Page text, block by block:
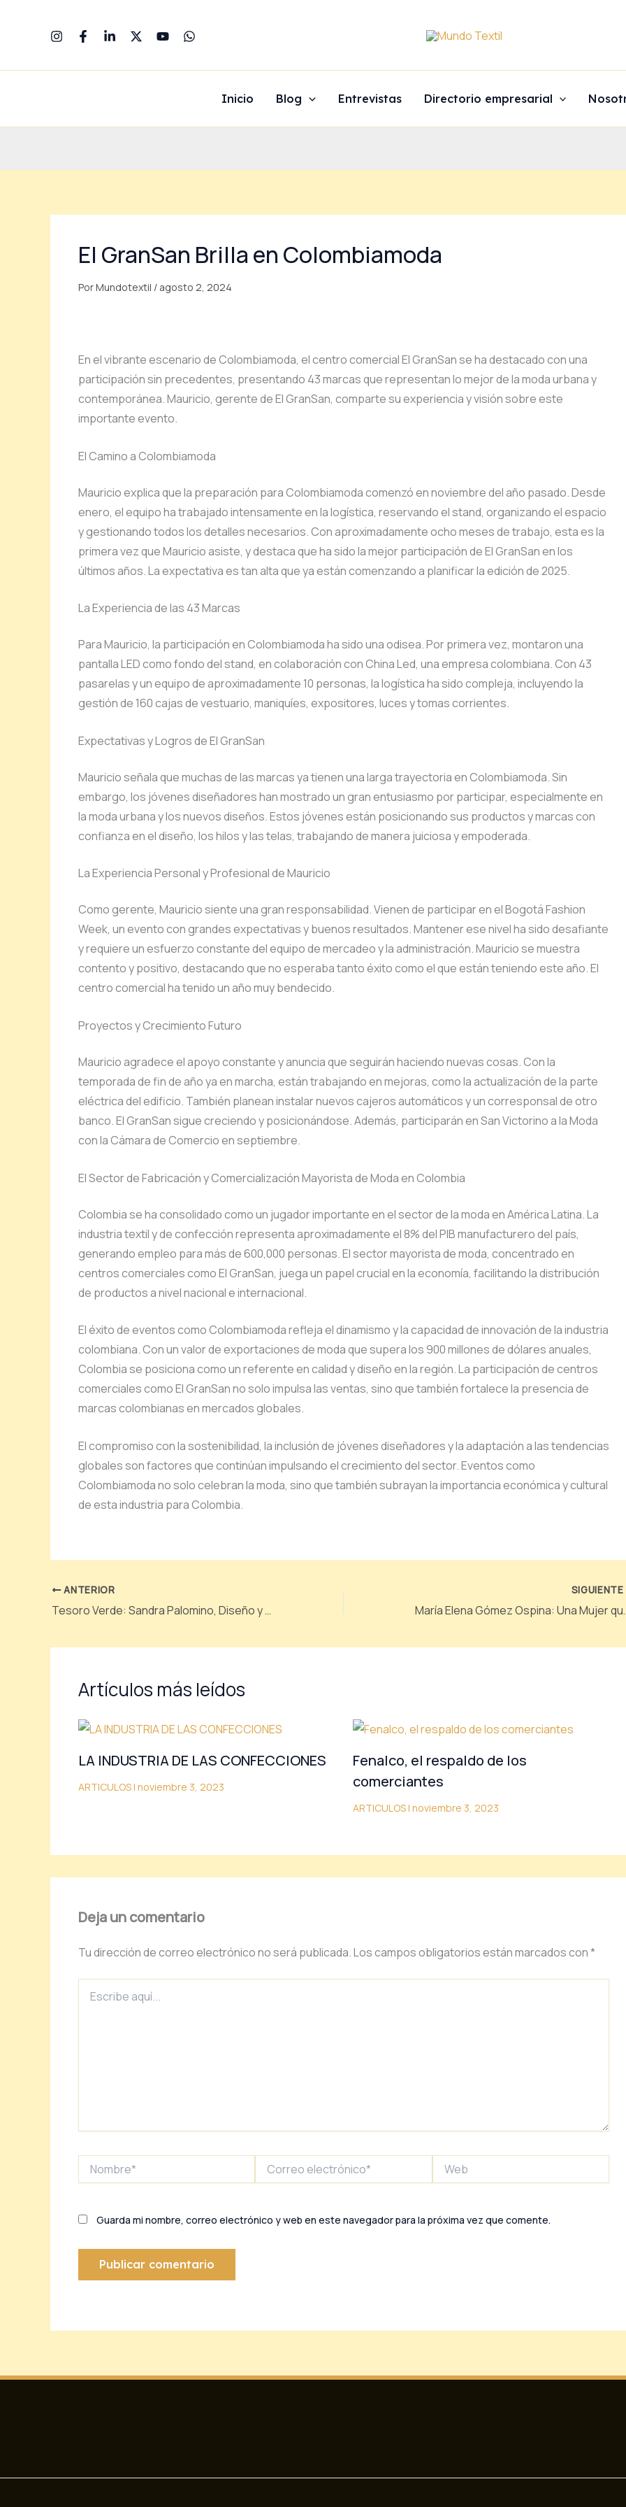
Inicio Blog Entrevistas Directorio empresarial
El GranSan Brilla en Colombiamoda
PorMundotextil / agosto 2, 2024
En el vibrante escenario de Colombiamoda, el centro comercial El GranSan se ha destacado con una
participación sin precedentes, presentando 43 marcas que representan lo mejor de la moda urbana y
contemporánea. Mauricio, gerente de El GranSan, comparte su experiencia y visión sobre este
importante evento.
El Camino a Colombiamoda
Mauricio explica que la preparación para Colombiamoda comenzó en noviembre del año pasado. Desde
enero, el equipo ha trabajado intensamente en la logística, reservando el stand, organizando el espacio
y gestionando todos los detalles necesarios. Con aproximadamente ocho meses de trabajo, esta es la
primera vez que Mauricio asiste, y destaca que ha sido la mejor participación de El GranSan en los
últimos años. La expectativa es tan alta que ya están comenzando a planificar la edición de 2025.
La Experiencia de las 43 Marcas
Para Mauricio, la participación en Colombiamoda ha sido una odisea. Por primera vez, montaron una
pantalla LED como fondo del stand, en colaboración con China Led, una empresa colombiana. Con 43
pasarelas y un equipo de aproximadamente 10 personas, la logística ha sido compleja, incluyendo la
gestión de 160 cajas de vestuario, maniquíes, expositores, luces y tomas corrientes.
Expectativas y Logros de El GranSan
Mauricio señala que muchas de las marcas ya tienen una larga trayectoria en Colombiamoda. Sin
embargo, los jóvenes diseñadores han mostrado un gran entusiasmo por participar, especialmente en
la moda urbana y los nuevos diseños. Estos jóvenes están posicionando sus productos y marcas con
confianza en el diseño, los hilos y las telas, trabajando de manera juiciosa y empoderada.
La Experiencia Personal y Profesional de Mauricio
Como gerente, Mauricio siente una gran responsabilidad. Vienen de participar en el Bogotá Fashion
Week, un evento con grandes expectativas y buenos resultados. Mantener ese nivel ha sido desafiante
y requiere un esfuerzo constante del equipo de mercadeo y la administración. Mauricio se muestra
contento y positivo, destacando que no esperaba tanto éxito como el que están teniendo este año. El
centro comercial ha tenido un año muy bendecido.
Proyectos y Crecimiento Futuro
Mauricio agradece el apoyo constante y anuncia que seguirán haciendo nuevas cosas. Con la
temporada de fin de año ya en marcha, están trabajando en mejoras, como la actualización de la parte
eléctrica del edificio. También planean instalar nuevos cajeros automáticos y un corresponsal de otro
banco. El GranSan sigue creciendo y posicionándose. Además, participarán en San Victorino a la Moda
con la Cámara de Comercio en septiembre.
El Sector de Fabricación y Comercialización Mayorista de Moda en Colombia
Colombia se ha consolidado como un jugador importante en el sector de la moda en América Latina. La
industria textil y de confección representa aproximadamente el 8% del PIB manufacturero del país,
generando empleo para más de 600,000 personas. El sector mayorista de moda, concentrado en
centros comerciales como El GranSan, juega un papel crucial en la economía, facilitando la distribución
de productos a nivel nacional e internacional.
El éxito de eventos como Colombiamoda refleja el dinamismo y la capacidad de innovación de la industria
colombiana. Con un valor de exportaciones de moda que supera los 900 millones de dólares anuales,
Colombia se posiciona como un referente en calidad y diseño en la región. La participación de centros
comerciales como El GranSan no solo impulsa las ventas, sino que también fortalece la presencia de
marcas colombianas en mercados globales.
El compromiso con la sostenibilidad, la inclusión de jóvenes diseñadores y la adaptación a las tendencias
globales son factores que continúan impulsando el crecimiento del sector. Eventos como
Colombiamoda no solo celebran la moda, sino que también subrayan la importancia económica y cultural
de esta industria para Colombia.
ANTERIOR
Tesoro Verde: Sandra Palomino, Diseño y Artesanía de Joyas
SIGUIENTE
María Elena Gómez
Artículos más leídos
LA INDUSTRIA DE LAS CONFECCIONES
ARTICULOS| noviembre 3, 2023
Fenalco, el respaldo de los
comerciantes
ARTICULOS| noviembre 3, 2023
Deja un comentario
Tu dirección de correo electrónico no será publicada.Los campos obligatorios están marcados con*
aquí...
electrónico*
Guarda mi nombre, correo electrónico y web en este navegador para la próxima vez que comente.